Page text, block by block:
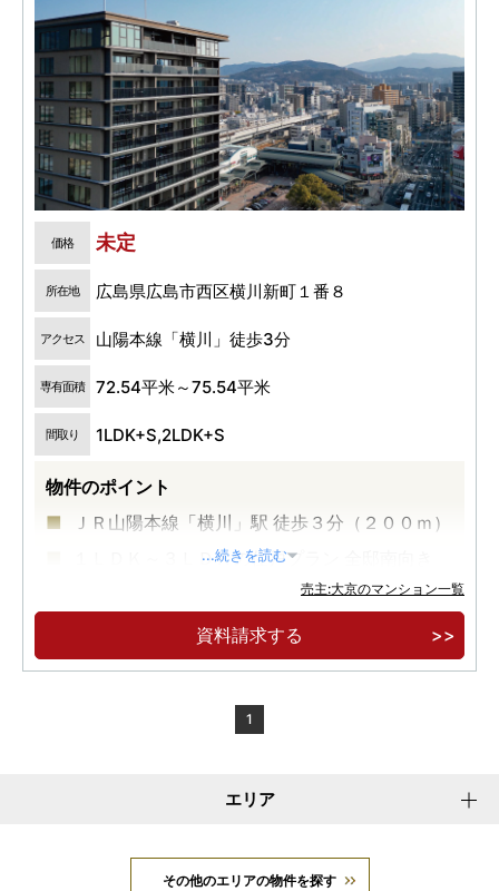
価格 未定
所在地 広島県広島市西区横川新町１番８
アクセス 山陽本線「横川」徒歩3分
専有面積 72.54平米～75.54平米
間取り 1LDK+S,2LDK+S
物件のポイント
ＪＲ山陽本線「横川」駅 徒歩３分（２００ｍ）
１ＬＤＫ～３ＬＤＫの住戸プラン 全邸南向き
サステナブルな未来 ＺＥＨ－Ｍ Ｏｒｉｅｎｔ
...続きを読む
売主:大京のマンション一覧
資料請求する
1
エリア
その他のエリアの物件を探す